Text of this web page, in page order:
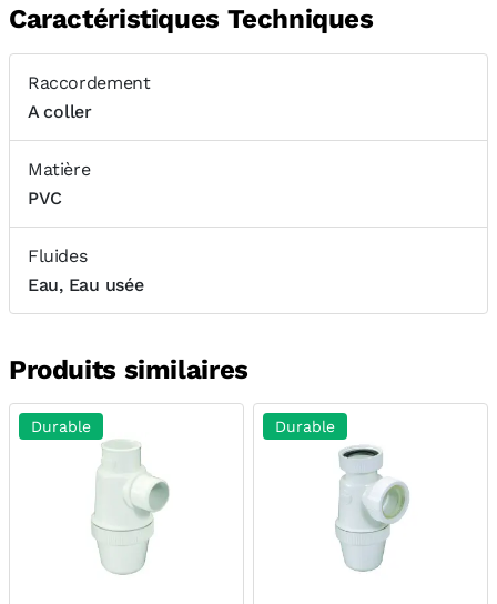
Caractéristiques Techniques
Raccordement
A coller
Matière
PVC
Fluides
Eau, Eau usée
Produits similaires
Durable Durable